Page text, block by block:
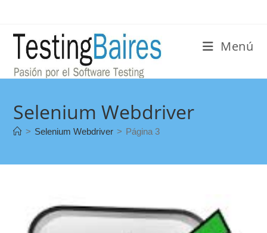
Menú
Selenium Webdriver
> Selenium Webdriver > Página 3